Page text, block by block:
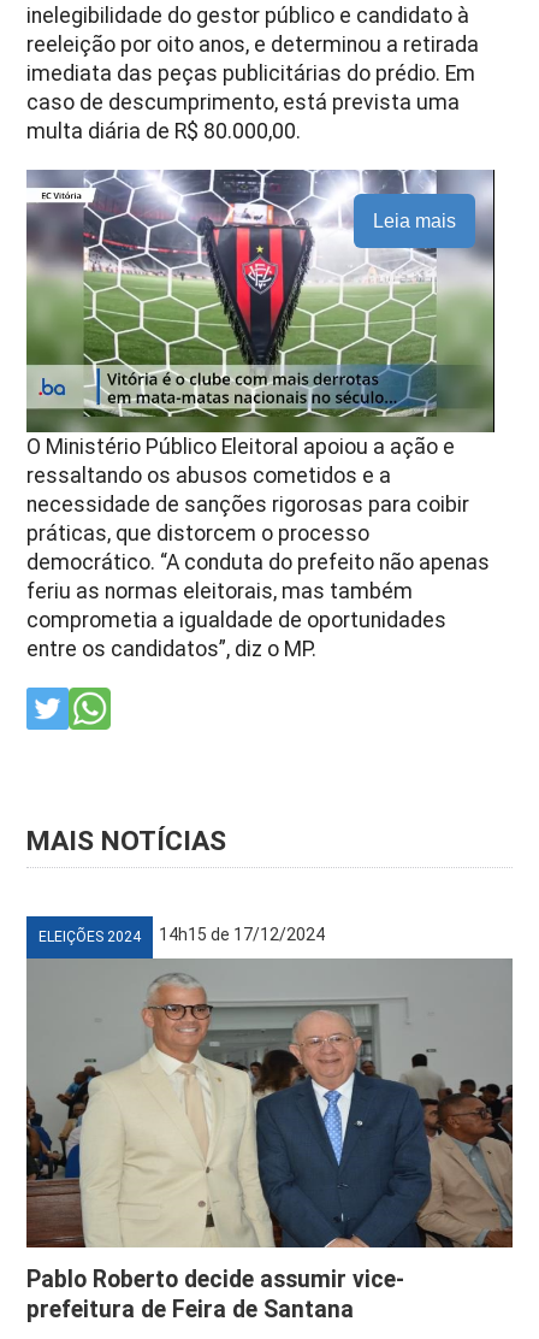
inelegibilidade do gestor público e candidato à
reeleição por oito anos, e determinou a retirada
imediata das peças publicitárias do prédio. Em
caso de descumprimento, está prevista uma
multa diária de R$ 80.000,00.
Leia mais
O Ministério Público Eleitoral apoiou a ação e
ressaltando os abusos cometidos e a
necessidade de sanções rigorosas para coibir
práticas, que distorcem o processo
democrático. “A conduta do prefeito não apenas
feriu as normas eleitorais, mas também
comprometia a igualdade de oportunidades
entre os candidatos”, diz o MP.
MAIS NOTÍCIAS
ELEIÇÕES 2024 14h15 de 17/12/2024
Pablo Roberto decide assumir vice-
prefeitura de Feira de Santana